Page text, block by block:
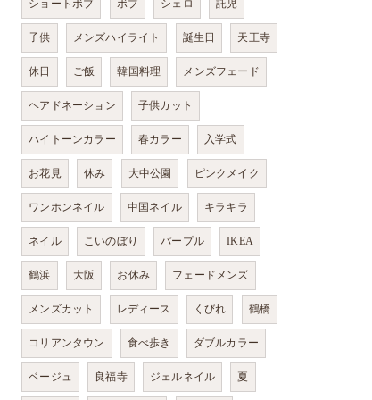
ショートボブ ボブ シェロ 託児
子供 メンズハイライト 誕生日 天王寺
休日 ご飯 韓国料理 メンズフェード
ヘアドネーション 子供カット
ハイトーンカラー 春カラー 入学式
お花見 休み 大中公園 ピンクメイク
ワンホンネイル 中国ネイル キラキラ
ネイル こいのぼり パープル IKEA
鶴浜 大阪 お休み フェードメンズ
メンズカット レディース くびれ 鶴橋
コリアンタウン 食べ歩き ダブルカラー
ベージュ 良福寺 ジェルネイル 夏